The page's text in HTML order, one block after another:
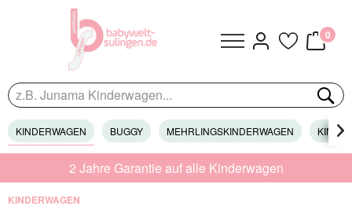
0
KINDERWAGEN BUGGY MEHRLINGSKINDERWAGEN 
2 Jahre Garantie auf alle Kinderwagen
KINDERWAGEN